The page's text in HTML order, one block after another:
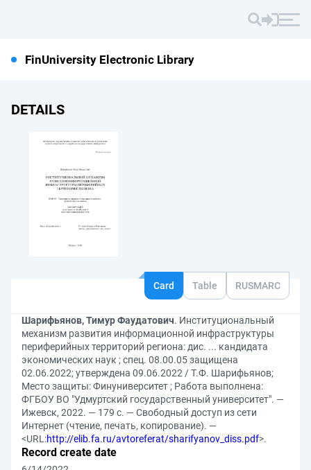
FinUniversity Electronic Library
DETAILS
Card Table RUSMARC
Шарифьянов, Тимур Фаудатович. Институциональный
механизм развития информационной инфраструктуры
периферийных территорий региона: дис. ... кандидата
экономических наук ; спец. 08.00.05 защищена
02.06.2022; утверждена 09.06.2022 / Т.Ф. Шарифьянов;
Место защиты: Финуниверситет ; Работа выполнена:
ФГБОУ ВО "Удмуртский государственный университет". —
Ижевск, 2022. — 179 с. — Свободный доступ из сети
Интернет (чтение, печать, копирование). —
<URL:http://elib.fa.ru/avtoreferat/sharifyanov_diss.pdf>.
Record create date